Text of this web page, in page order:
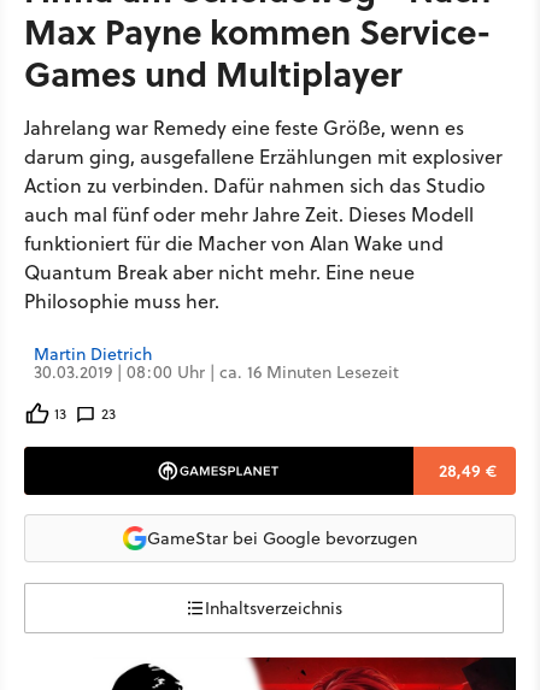
Max Payne kommen Service-
Games und Multiplayer
Jahrelang war Remedy eine feste Größe, wenn es
darum ging, ausgefallene Erzählungen mit explosiver
Action zu verbinden. Dafür nahmen sich das Studio
auch mal fünf oder mehr Jahre Zeit. Dieses Modell
funktioniert für die Macher von Alan Wake und
Quantum Break aber nicht mehr. Eine neue
Philosophie muss her.
Martin Dietrich
30.03.2019 | 08:00 Uhr | ca. 16 Minuten Lesezeit
13 23
28,49 €
GameStar bei Google bevorzugen
Inhaltsverzeichnis